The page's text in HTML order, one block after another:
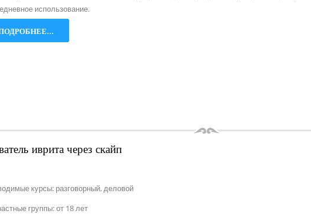
использование.
иврита через скайп
курсы: разговорный, деловой
группы: от 18 лет